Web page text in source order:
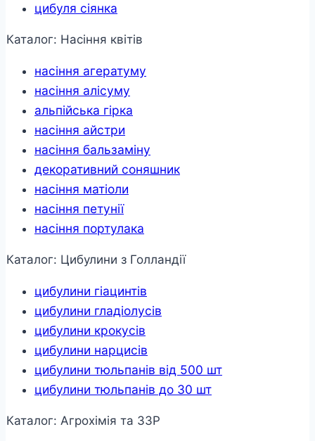
цибуля сіянка
Каталог: Насіння квітів
насіння агератуму
насіння алісуму
альпійська гірка
насіння айстри
насіння бальзаміну
декоративний соняшник
насіння матіоли
насіння петунії
насіння портулака
Каталог: Цибулини з Голландії
цибулини гіацинтів
цибулини гладіолусів
цибулини крокусів
цибулини нарцисів
цибулини тюльпанів від 500 шт
цибулини тюльпанів до 30 шт
Каталог: Агрохімія та ЗЗР